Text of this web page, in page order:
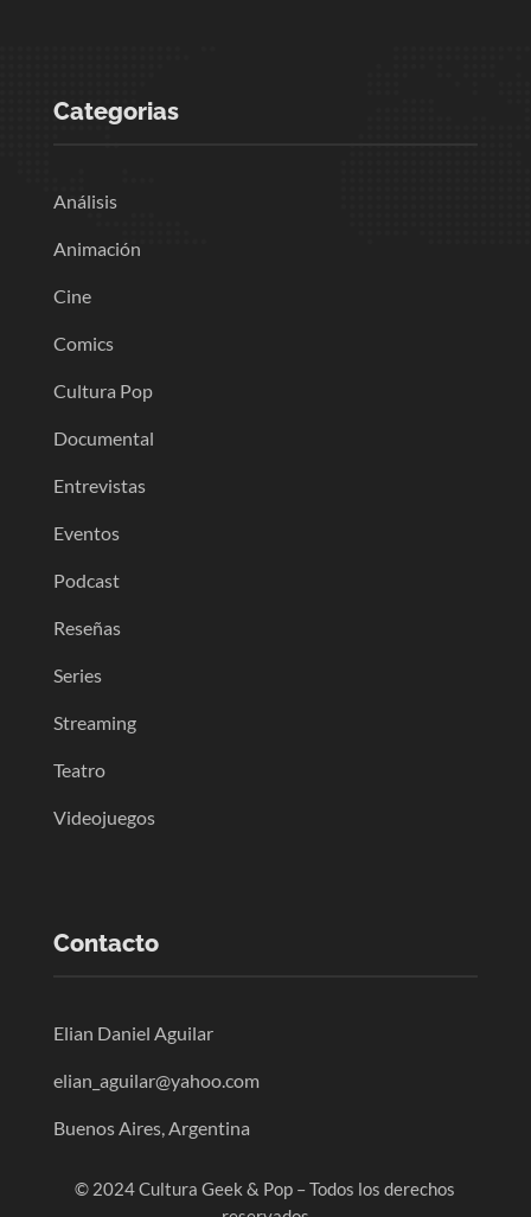
Categorias
Análisis
Animación
Cine
Comics
Cultura Pop
Documental
Entrevistas
Eventos
Podcast
Reseñas
Series
Streaming
Teatro
Videojuegos
Contacto
Elian Daniel Aguilar
elian_aguilar@yahoo.com
Buenos Aires, Argentina
© 2024 Cultura Geek & Pop – Todos los derechos